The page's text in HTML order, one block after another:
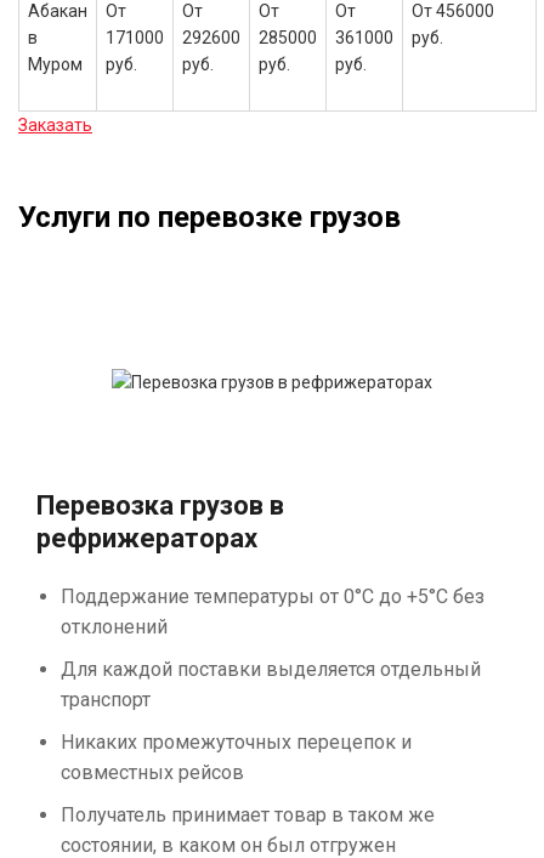
Абакан
в
Муром
От
171000
руб.
От
292600
руб.
От
285000
руб.
От
361000
руб.
От 456000
руб.
Заказать
Услуги по перевозке грузов
Перевозка грузов в
рефрижераторах
Поддержание температуры от 0°С до +5°С без
отклонений
Для каждой поставки выделяется отдельный
транспорт
Никаких промежуточных перецепок и
совместных рейсов
Получатель принимает товар в таком же
состоянии, в каком он был отгружен